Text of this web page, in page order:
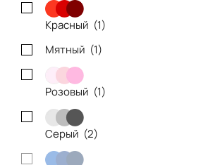
Красный (1)
Мятный (1)
Розовый (1)
Серый (2)